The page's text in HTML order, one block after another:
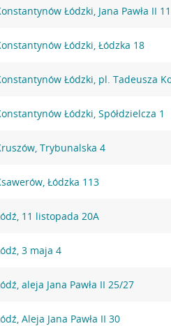
Łódzki, Jana Pawła II 11
Łódzki, Łódzka 18
Łódzki, pl. Tadeusza
Łódzki, Spółdzielcza 1
Trybunalska 4
Łódzka 113
11 listopada 20A
3 maja 4
aleja Jana Pawła II 25/27
Aleja Jana Pawła II 30